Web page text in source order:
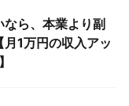
ら、本業より副
1万円の収入アッ